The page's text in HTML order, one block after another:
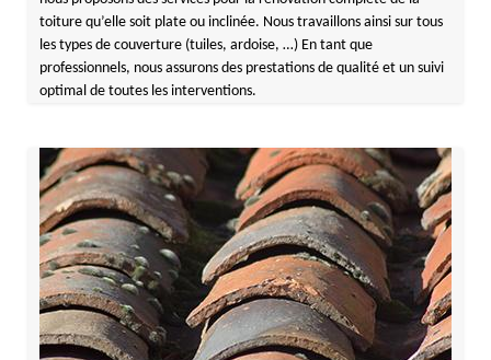
toiture qu’elle soit plate ou inclinée. Nous travaillons ainsi sur tous
les types de couverture (tuiles, ardoise, …) En tant que
professionnels, nous assurons des prestations de qualité et un suivi
optimal de toutes les interventions.